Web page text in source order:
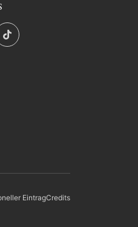
EintragCredits